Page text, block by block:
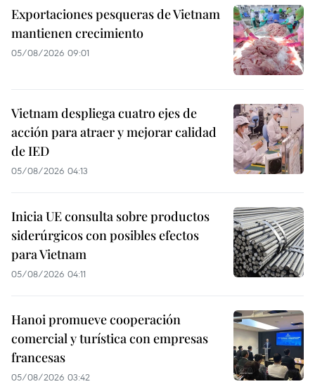
Exportaciones pesqueras de Vietnam
mantienen crecimiento
05/08/2026 09:01
Vietnam despliega cuatro ejes de
acción para atraer y mejorar calidad
de IED
05/08/2026 04:13
Inicia UE consulta sobre productos
siderúrgicos con posibles efectos
para Vietnam
05/08/2026 04:11
Hanoi promueve cooperación
comercial y turística con empresas
francesas
05/08/2026 03:42